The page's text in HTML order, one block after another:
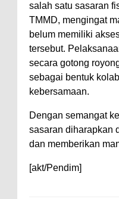
salah satu sasaran
TMMD, mengingat
belum memiliki
tersebut.
secara gotong
sebagai bentuk
kebersamaan.
‎Dengan semangat
sasaran diharapkan
dan memberikan
[akt/Pendim]